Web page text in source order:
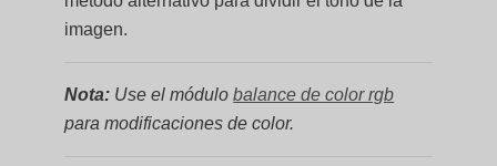
imagen.
Nota: Use el módulobalance de color rgb
para modificaciones de color.